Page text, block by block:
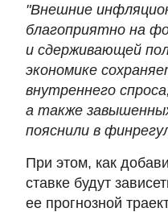
"Внешние
благоприятно на
и сдерживающей
экономике
внутреннего
а также
пояснили в
При этом, как
ставке будут
ее прогнозной